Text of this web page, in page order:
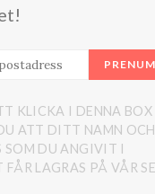
KLICKA I DENNA BOX
ATT DITT NAMN
SOM DU ANGIVIT I
FÅR LAGRAS PÅ VÅR